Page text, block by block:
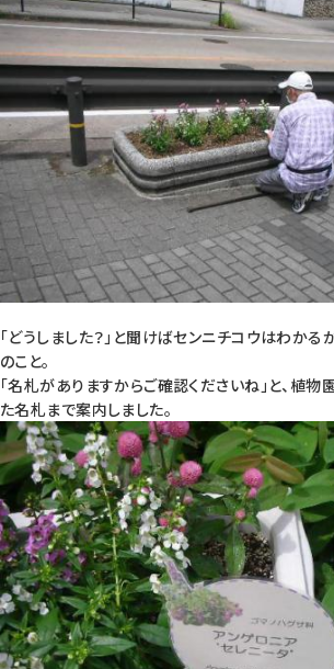
「どうしました？」と聞けばセンニチコウはわかる
のこと。
「名札がありますからご確認くださいね」と、植物
た名札まで案内しました。